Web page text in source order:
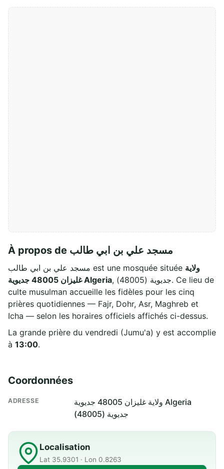
À propos de مسجد علي بن ابي طالب
مسجد علي بن ابي طالب est une mosquée située ولاية
غليزان 48005 جديوية Algeria, جديوية (48005). Ce lieu de
culte musulman accueille les fidèles pour les cinq
prières quotidiennes — Fajr, Dohr, Asr, Maghreb et
Icha — selon les horaires officiels affichés ci-dessus.
La grande prière du vendredi (Jumu'a) y est accomplie
à 13:00.
Coordonnées
ADRESSE
ولاية غليزان 48005 جديوية Algeria
جديوية (48005)
Localisation
Lat 35.9301 · Lon 0.8263